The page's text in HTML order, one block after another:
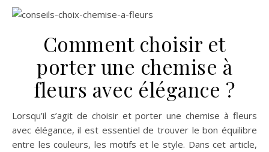
Comment choisir et
porter une chemise à
fleurs avec élégance ?
Lorsqu’il s’agit de choisir et porter une chemise à fleurs
avec élégance, il est essentiel de trouver le bon équilibre
entre les couleurs, les motifs et le style. Dans cet article,